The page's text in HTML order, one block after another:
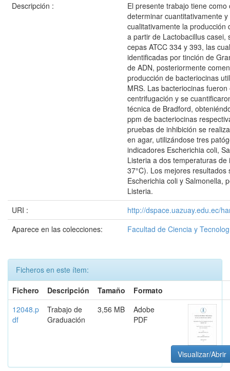
Descripción :
El presente trabajo tiene como
determinar cuantitativamente y
cualitativamente la producción
a partir de Lactobacillus casei,
cepas ATCC 334 y 393, las
identificadas por tinción de
de ADN, posteriormente
producción de bacteriocinas
MRS. Las bacteriocinas
centrifugación y se
técnica de Bradford,
ppm de bacteriocinas
pruebas de inhibición se
en agar, utilizándose tres
indicadores Escherichia coli,
Listeria a dos temperaturas de
37°C). Los mejores resultados
Escherichia coli y Salmonella,
Listeria.
URI :
http://dspace.uazuay.edu.ec/
Aparece en las colecciones:
Facultad de Ciencia y
Ficheros en este ítem:
Fichero
Descripción Tamaño
Formato
12048.p
df
Trabajo de
Graduación
3,56 MB
Adobe
PDF
Visualizar/Abrir